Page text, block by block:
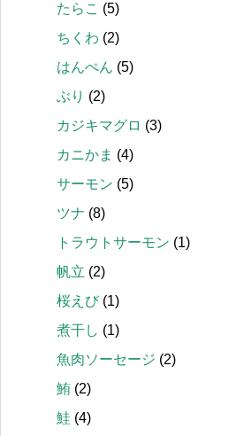
たらこ (5)
ちくわ (2)
はんぺん (5)
ぶり (2)
カジキマグロ (3)
カニかま (4)
サーモン (5)
ツナ (8)
トラウトサーモン (1)
帆立 (2)
桜えび(1)
煮干し (1)
魚肉ソーセージ (2)
鮪 (2)
鮭 (4)